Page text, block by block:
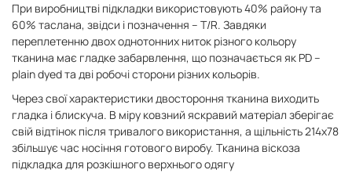
При виробництві підкладки використовують 40% району та
60% таслана, звідси і позначення – T/R. Завдяки
переплетенню двох однотонних ниток різного кольору
тканина має гладке забарвлення, що позначається як PD –
plain dyed та дві робочі сторони різних кольорів.
Через свої характеристики двостороння тканина виходить
гладка і блискуча. В міру ковзний яскравий матеріал зберігає
свій відтінок після тривалого використання, а щільність 214х78
збільшує час носіння готового виробу. Тканина віскоза
підкладка для розкішного верхнього одягу